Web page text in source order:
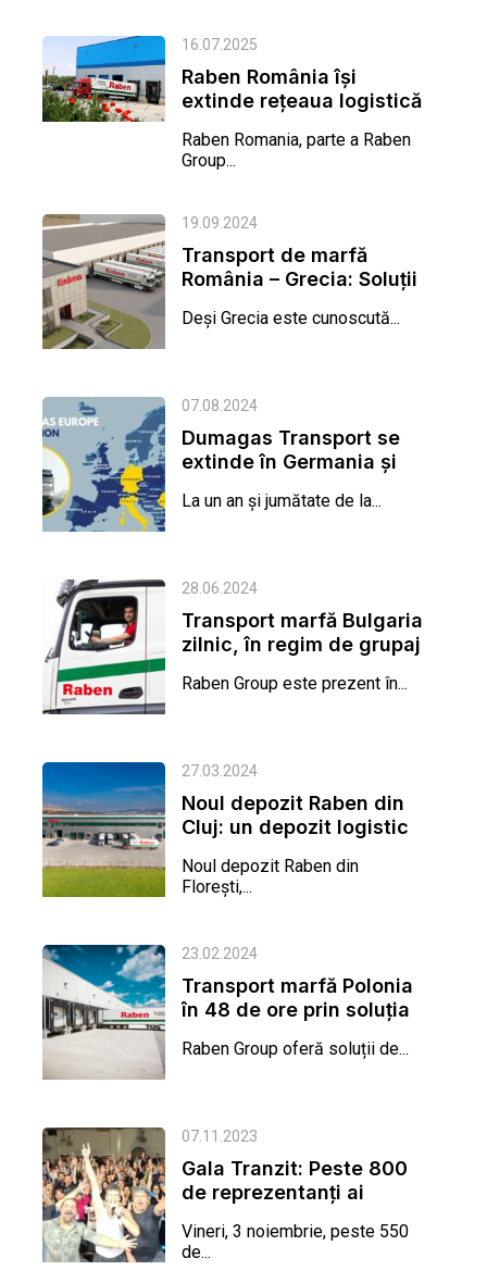
16.07.2025
Raben România își
extinde rețeaua logistică
Raben Romania, parte a Raben
Group...
19.09.2024
Transport de marfă
România – Grecia: Soluții
Deși Grecia este cunoscută...
07.08.2024
Dumagas Transport se
extinde în Germania și
La un an și jumătate de la...
28.06.2024
Transport marfă Bulgaria
zilnic, în regim de grupaj
Raben Group este prezent în...
27.03.2024
Noul depozit Raben din
Cluj: un depozit logistic
Noul depozit Raben din
Florești,...
23.02.2024
Transport marfă Polonia
în 48 de ore prin soluția
Raben Group oferă soluții de...
07.11.2023
Gala Tranzit: Peste 800
de reprezentanți ai
au luat...
Vineri, 3 noiembrie, peste 550
de...